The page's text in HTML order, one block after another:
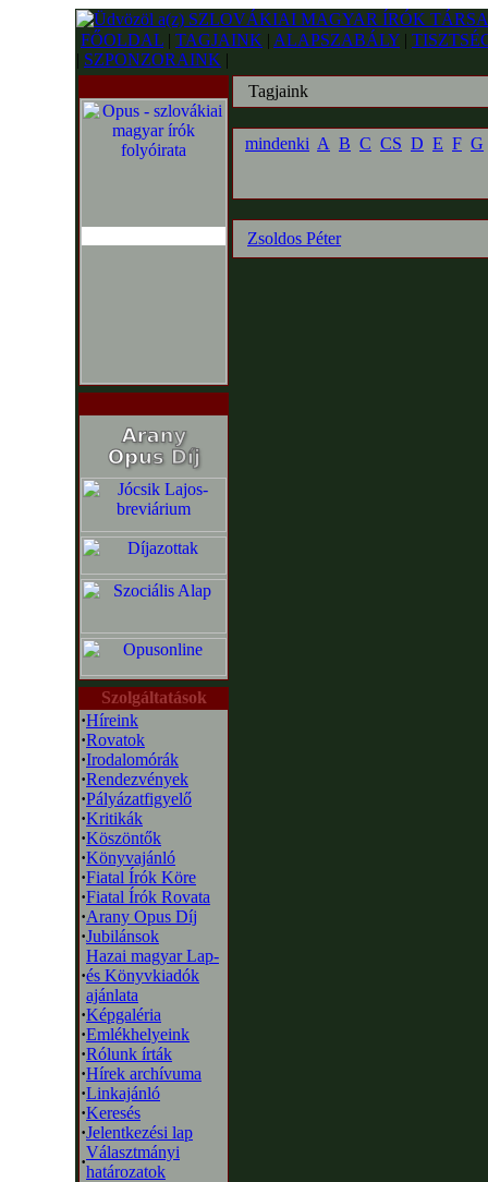
FŐOLDAL | TAGJAINK | ALAPSZABÁLY |
| SZPONZORAINK |
Szolgáltatások
·Híreink
·Rovatok
·Irodalomórák
·Rendezvények
·Pályázatfigyelő
·Kritikák
·Köszöntők
·Könyvajánló
·Fiatal Írók Köre
·Fiatal Írók Rovata
·Arany Opus Díj
·Jubilánsok
·
Hazai magyar Lap-
és Könyvkiadók
ajánlata
·Képgaléria
·Emlékhelyeink
·Rólunk írták
·Hírek archívuma
·Linkajánló
·Keresés
·Jelentkezési lap
·
Választmányi
határozatok
Tagjaink
mindenki A B C CS D E F G
Zsoldos Péter